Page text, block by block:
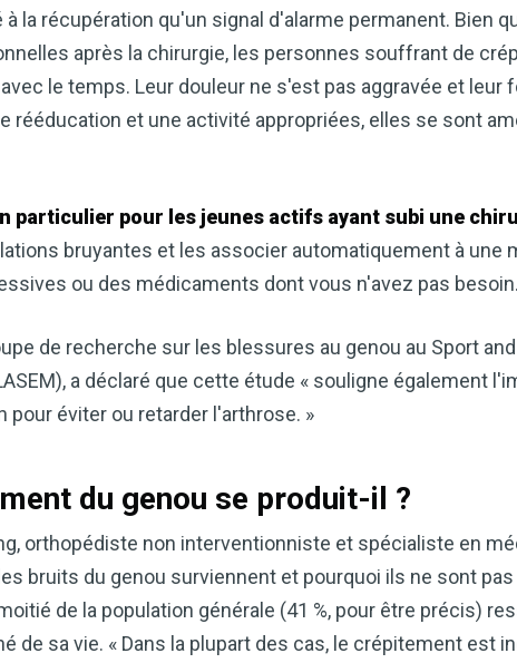
la récupération qu'un signal d'alarme permanent. Bien
après la chirurgie, les personnes souffrant de
le temps. Leur douleur ne s'est pas aggravée et leur
rééducation et une activité appropriées, elles se sont
particulier pour les jeunes actifs ayant subi une
bruyantes et les associer automatiquement à une
ou des médicaments dont vous n'avez pas besoin.
de recherche sur les blessures au genou au Sport
a déclaré que cette étude « souligne également
éviter ou retarder l'arthrose. »
du genou se produit-il ?
orthopédiste non interventionniste et spécialiste en
bruits du genou surviennent et pourquoi ils ne sont
de la population générale (41 %, pour être précis)
de sa vie. « Dans la plupart des cas, le crépitement est